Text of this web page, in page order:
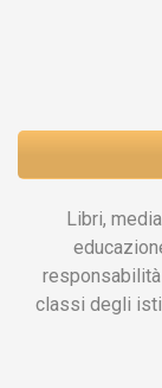
Libri,
classi degli